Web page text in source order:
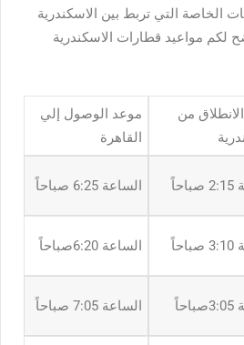
الخاصة التي تربط بين الاسكندرية
لكم مواعيد قطارات الاسكندرية
من
موعد الوصول إلي
القاهرة
الساعة 6:25 صباحاً
الساعة 6:20صباحاً
الساعة 7:05 صباحاً